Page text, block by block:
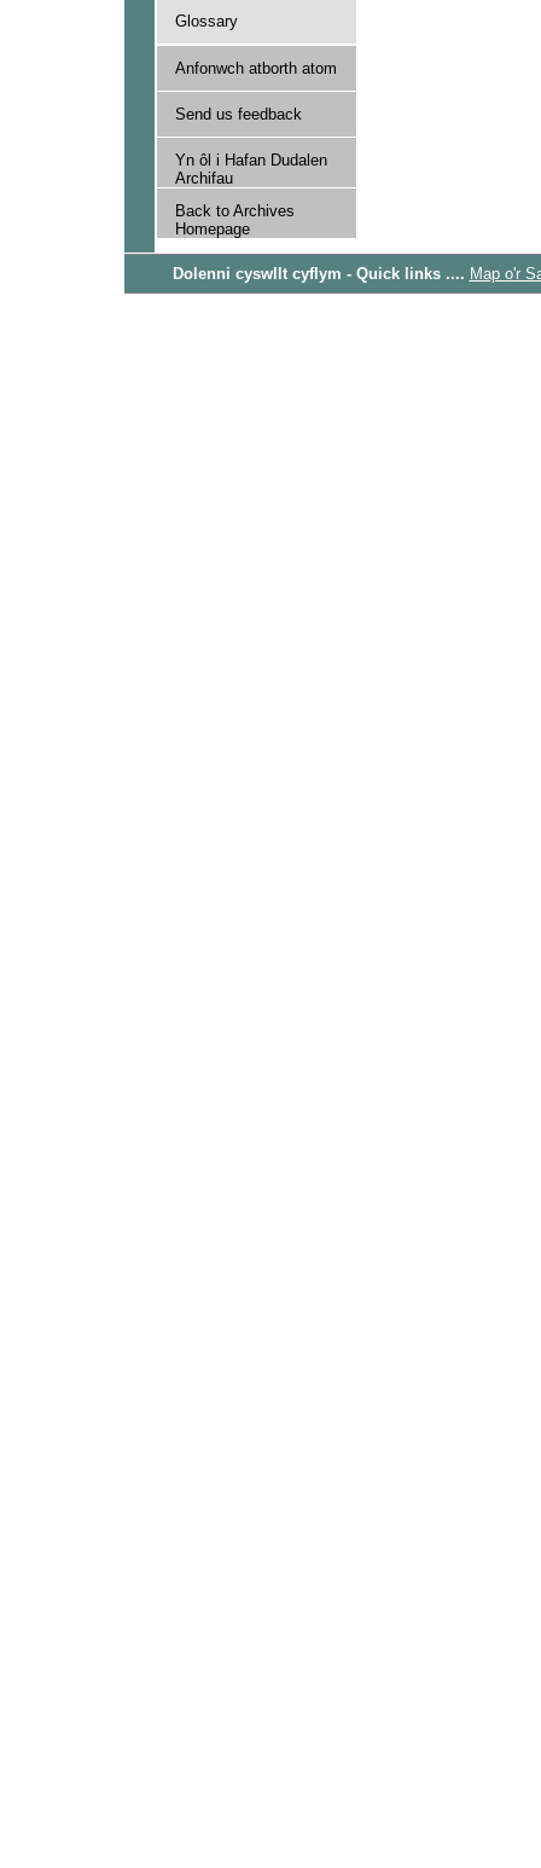
Glossary
Anfonwch atborth atom
Send us feedback
Yn ôl i Hafan Dudalen
Archifau
Back to Archives
Homepage
Dolenni cyswllt cyflym - Quick links .... Map o'r